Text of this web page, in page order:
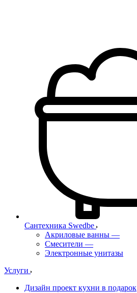
Сантехника Swedbe
Акриловые ванны —
Смесители —
Электронные унитазы
Услуги
Дизайн проект кухни в подарок